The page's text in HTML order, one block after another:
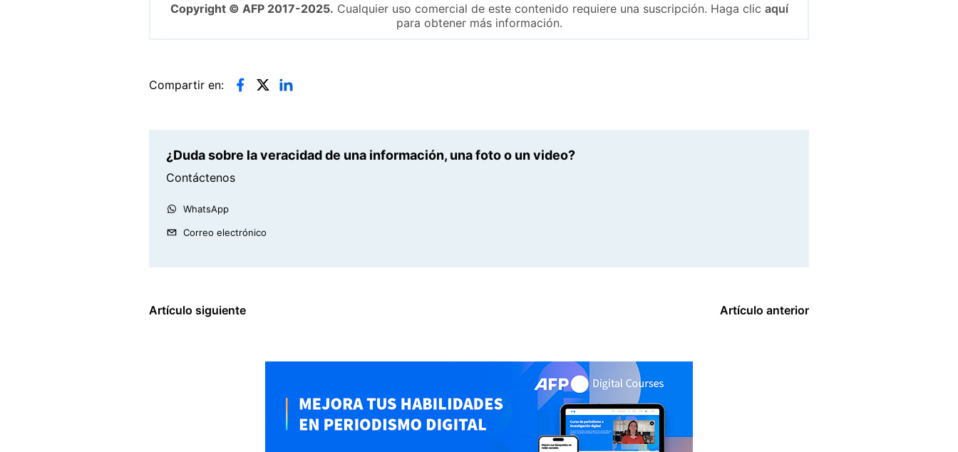
Copyright © AFP 2017-2025. Cualquier uso comercial de este contenido requiere una suscripción. Haga clic aquí
para obtener más información.
Compartir en:
¿Duda sobre la veracidad de una información, una foto o un video?
Contáctenos
WhatsApp
Correo electrónico
Artículo siguiente Artículo anterior